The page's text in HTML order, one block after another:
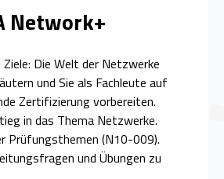
Network+
Die Welt der Netzwerke
und Sie als Fachleute auf
Zertifizierung vorbereiten.
in das Thema Netzwerke.
Prüfungsthemen (N10-009).
und Übungen zu